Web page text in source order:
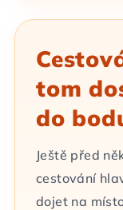
tom
do
Ještě před
cestování
dojet na